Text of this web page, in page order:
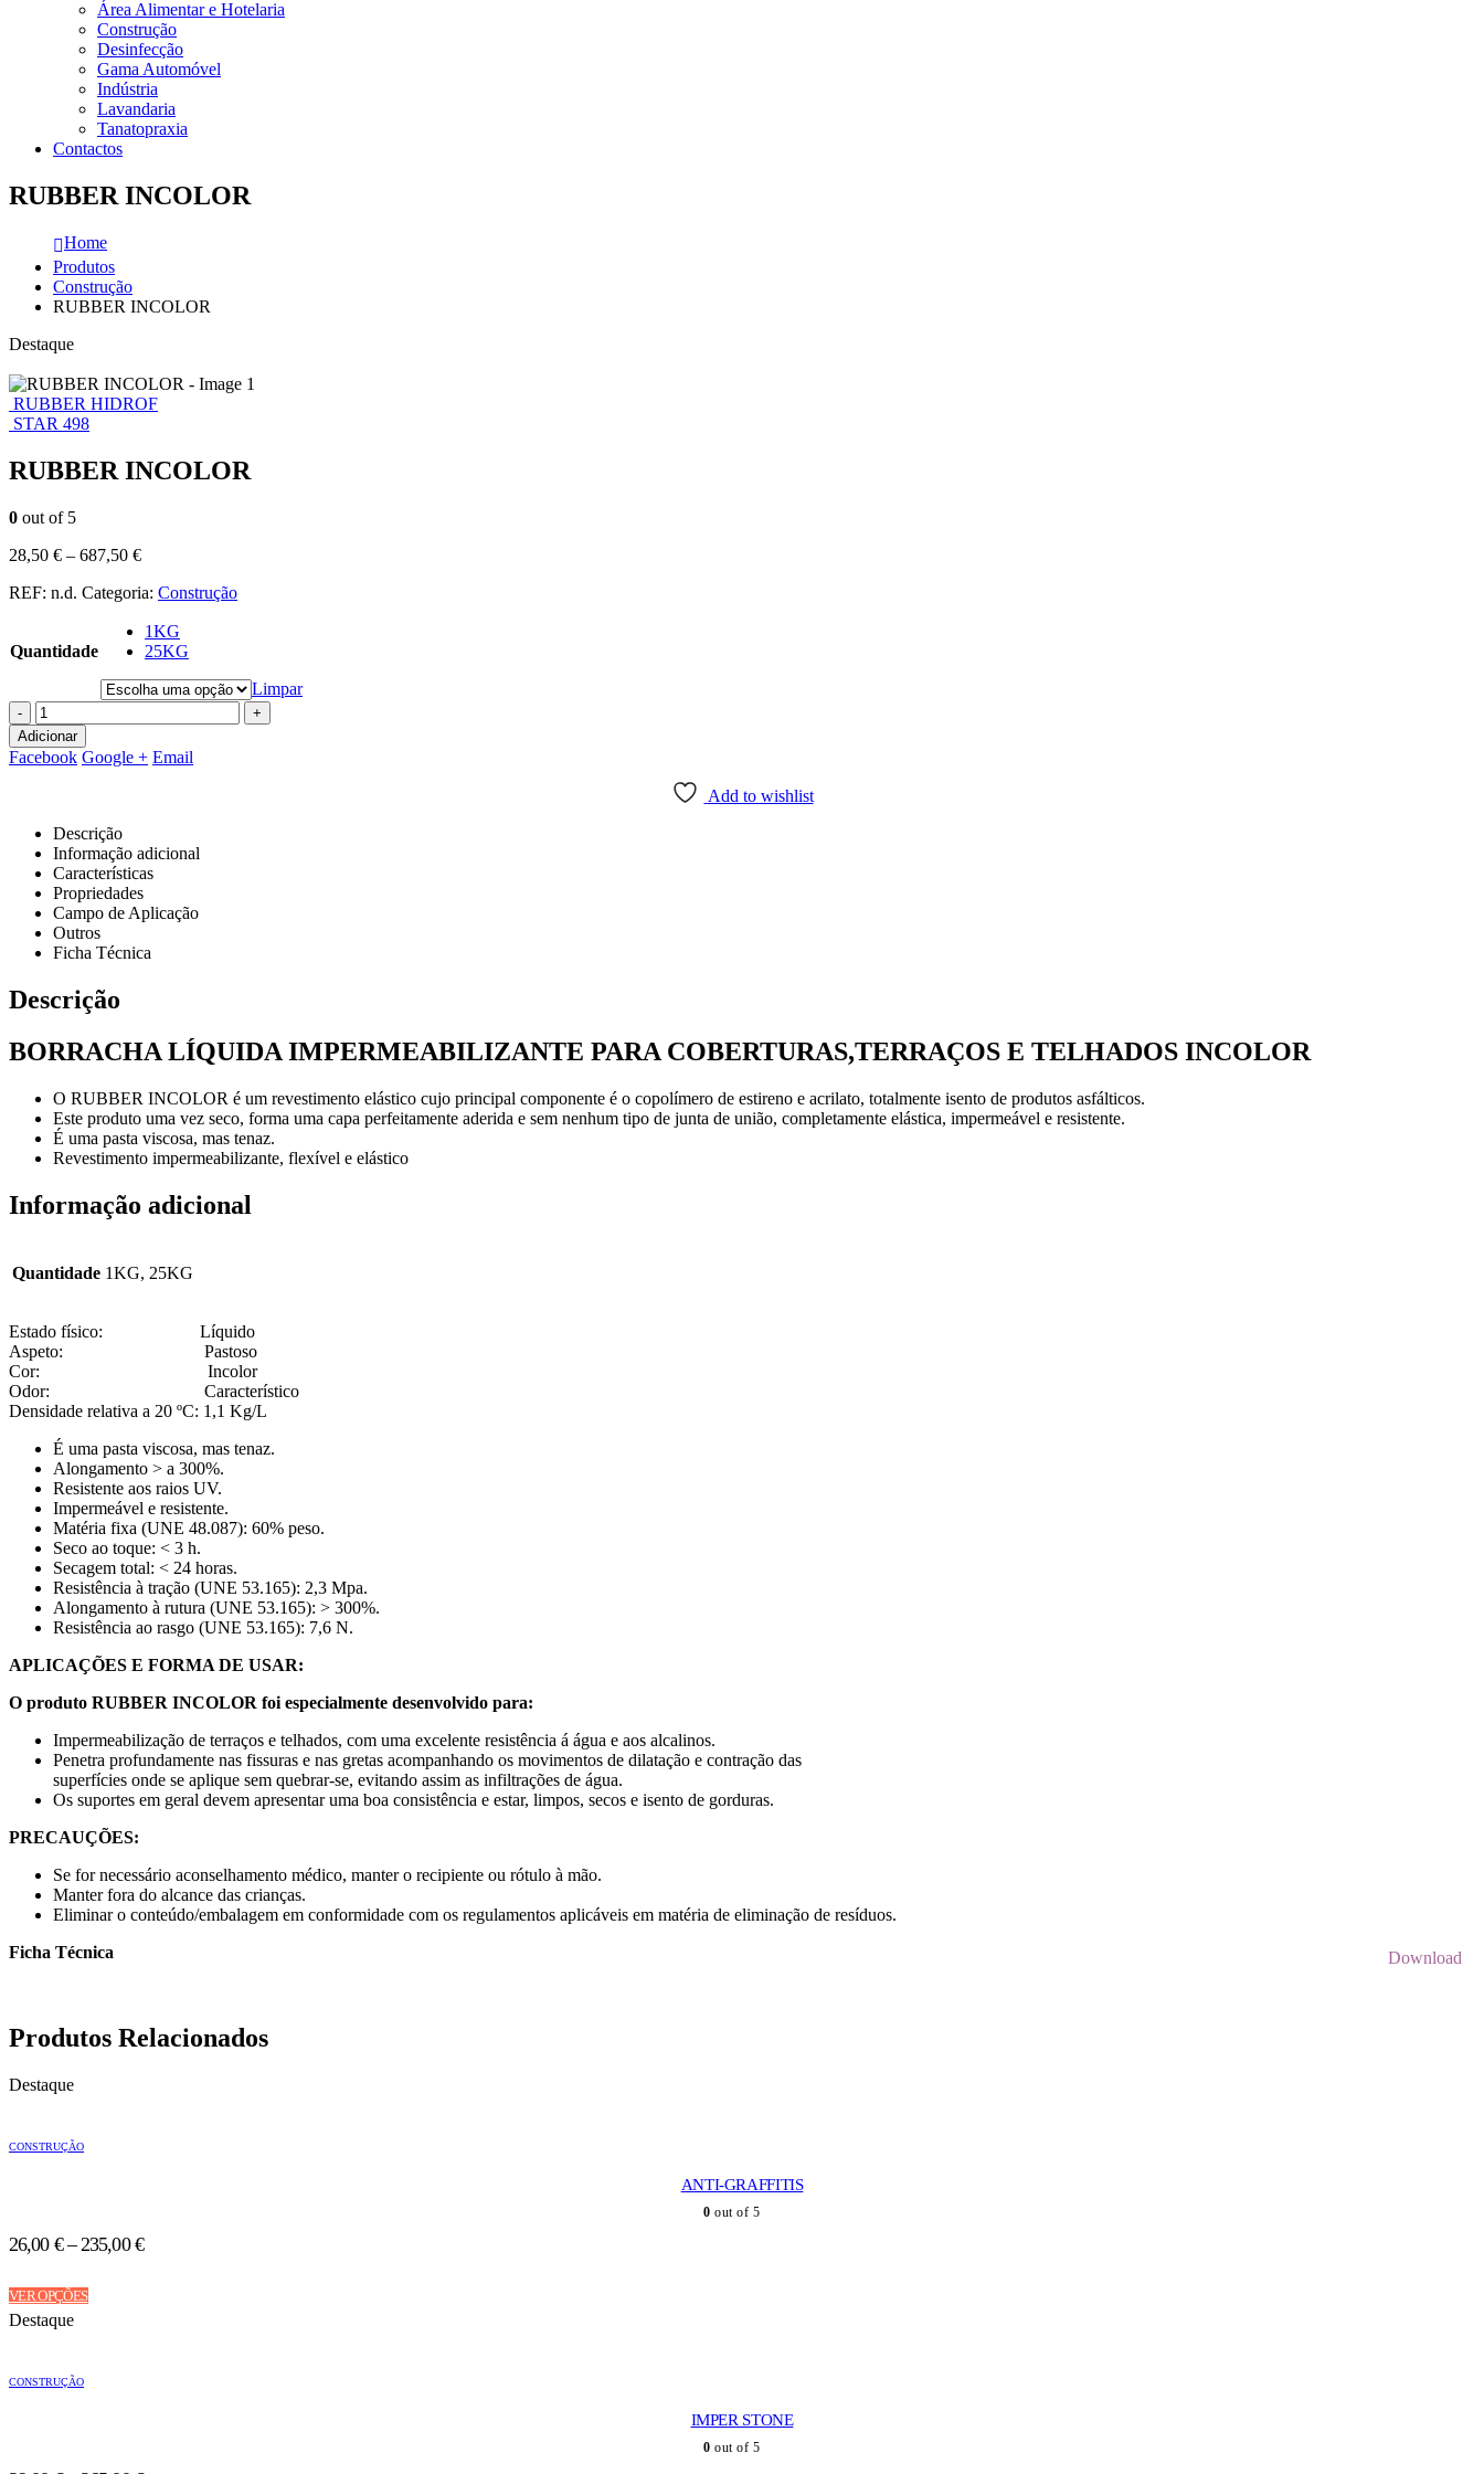
Área Alimentar e Hotelaria
Construção
Desinfecção
Gama Automóvel
Indústria
Lavandaria
Tanatopraxia
Contactos
RUBBER INCOLOR
Home
Produtos
Construção
RUBBER INCOLOR
Destaque
RUBBER HIDROF
STAR 498
RUBBER INCOLOR
0 out of 5
28,50 € – 687,50 €
REF: n.d. Categoria: Construção
Quantidade
1KG
25KG
Limpar
-
+
Adicionar
Facebook Google + Email
Add to wishlist
Descrição
Informação adicional
Características
Propriedades
Campo de Aplicação
Outros
Ficha Técnica
Descrição
BORRACHA LÍQUIDA IMPERMEABILIZANTE PARA COBERTURAS,TERRAÇOS E TELHADOS INCOLOR
O RUBBER INCOLOR é um revestimento elástico cujo principal componente é o copolímero de estireno e acrilato, totalmente isento de produtos asfálticos.
Este produto uma vez seco, forma uma capa perfeitamente aderida e sem nenhum tipo de junta de união, completamente elástica, impermeável e resistente.
É uma pasta viscosa, mas tenaz.
Revestimento impermeabilizante, flexível e elástico
Informação adicional
Quantidade 1KG, 25KG
Estado físico: Líquido
Aspeto: Pastoso
Cor: Incolor
Odor: Característico
Densidade relativa a 20 ºC: 1,1 Kg/L
É uma pasta viscosa, mas tenaz.
Alongamento > a 300%.
Resistente aos raios UV.
Impermeável e resistente.
Matéria fixa (UNE 48.087): 60% peso.
Seco ao toque: < 3 h.
Secagem total: < 24 horas.
Resistência à tração (UNE 53.165): 2,3 Mpa.
Alongamento à rutura (UNE 53.165): > 300%.
Resistência ao rasgo (UNE 53.165): 7,6 N.
APLICAÇÕES E FORMA DE USAR:
O produto RUBBER INCOLOR foi especialmente desenvolvido para:
Impermeabilização de terraços e telhados, com uma excelente resistência á água e aos alcalinos.
Penetra profundamente nas fissuras e nas gretas acompanhando os movimentos de dilatação e contração das
superfícies onde se aplique sem quebrar-se, evitando assim as infiltrações de água.
Os suportes em geral devem apresentar uma boa consistência e estar, limpos, secos e isento de gorduras.
PRECAUÇÕES:
Se for necessário aconselhamento médico, manter o recipiente ou rótulo à mão.
Manter fora do alcance das crianças.
Eliminar o conteúdo/embalagem em conformidade com os regulamentos aplicáveis em matéria de eliminação de resíduos.
Ficha Técnica
Download
Produtos Relacionados
Destaque
CONSTRUÇÃO
ANTI-GRAFFITIS
0 out of 5
26,00 €–235,00€
VER OPÇÕESThis
product
Destaque
CONSTRUÇÃO
IMPER STONE
0 out of 5